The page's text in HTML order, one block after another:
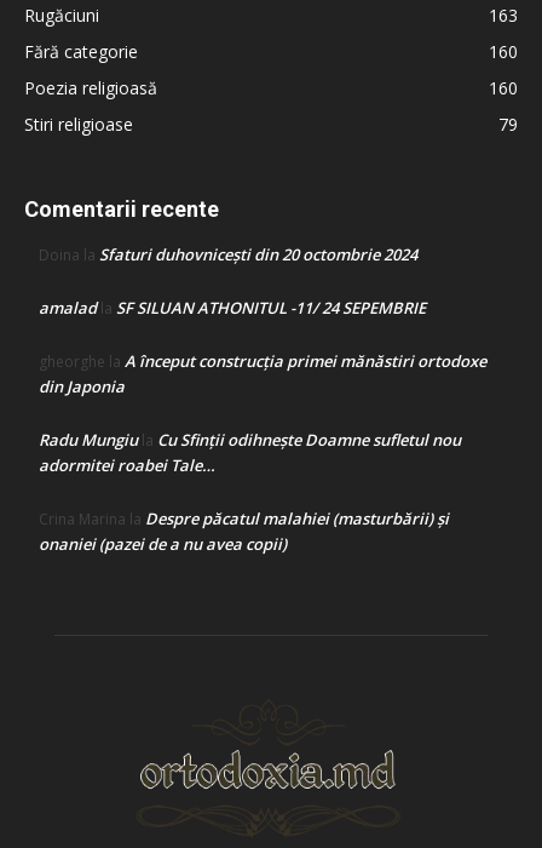
Rugăciuni
163
Fără categorie
160
Poezia religioasă
160
Stiri religioase
79
Comentarii recente
Doina la Sfaturi duhovnicești din 20 octombrie 2024
amaladla SF SILUAN ATHONITUL -11/ 24 SEPEMBRIE
gheorghe la A început construcţia primei mănăstiri ortodoxe
din Japonia
Radu Mungiula Cu Sfinții odihnește Doamne sufletul nou
adormitei roabei Tale…
Crina Marina la Despre păcatul malahiei (masturbării) şi
onaniei (pazei de a nu avea copii)